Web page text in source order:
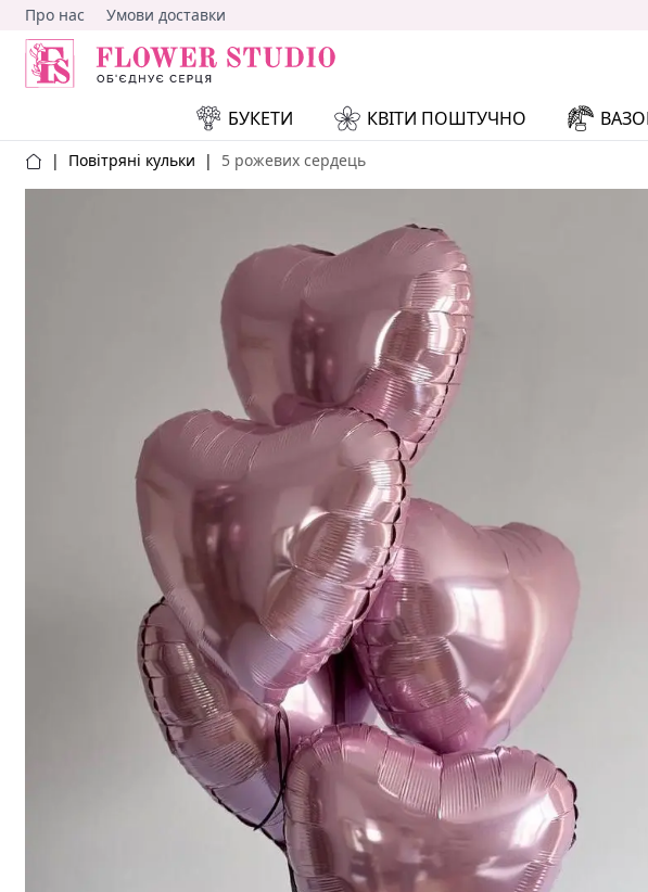
Про нас Умови доставки
БУКЕТИ КВІТИ ПОШТУЧНО
| Повітряні кульки | 5 рожевих сердець